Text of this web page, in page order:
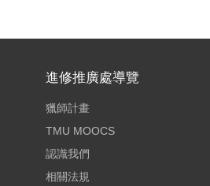
進修推廣處導覽
獵師計畫
TMU MOOCS
認識我們
相關法規